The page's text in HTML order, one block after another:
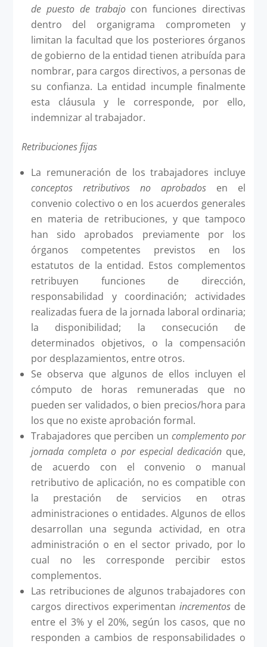
de puesto de trabajocon funciones directivas
dentro del organigrama comprometen y
limitan la facultad que los posteriores órganos
de gobierno de la entidad tienen atribuída para
nombrar, para cargos directivos, a personas de
su confianza. La entidad incumple finalmente
esta cláusula y le corresponde, por ello,
indemnizar al trabajador.
Retribuciones fijas
La remuneración de los trabajadores incluye
conceptos retributivos no aprobados en el
convenio colectivo o en los acuerdos generales
en materia de retribuciones, y que tampoco
han sido aprobados previamente por los
órganos competentes previstos en los
estatutos de la entidad. Estos complementos
retribuyen funciones de dirección,
responsabilidad y coordinación; actividades
realizadas fuera de la jornada laboral ordinaria;
la disponibilidad; la consecución de
determinados objetivos, o la compensación
por desplazamientos, entre otros.
Se observa que algunos de ellos incluyen el
cómputo de horas remuneradas que no
pueden ser validados, o bien precios/hora para
los que no existe aprobación formal.
Trabajadores que perciben un complemento por
jornada completa o por especial dedicación que,
de acuerdo con el convenio o manual
retributivo de aplicación, no es compatible con
la prestación de servicios en otras
administraciones o entidades. Algunos de ellos
desarrollan una segunda actividad, en otra
administración o en el sector privado, por lo
cual no les corresponde percibir estos
complementos.
Las retribuciones de algunos trabajadores con
cargos directivos experimentanincrementos de
entre el 3% y el 20%, según los casos, que no
responden a cambios de responsabilidades o